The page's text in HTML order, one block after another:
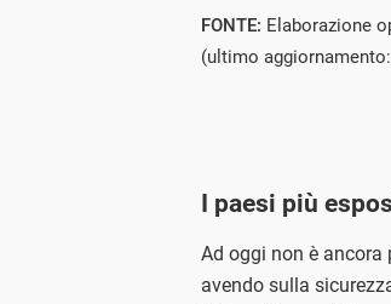
FONTE: Elaborazione
(ultimo
I paesi più
Ad oggi non è
avendo sulla